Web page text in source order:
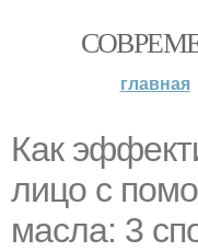
главная
Как
лицо с
масла: 3